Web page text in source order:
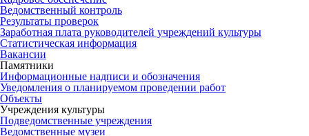
Ведомственный контроль
Результаты проверок
Заработная плата руководителей учреждений культуры
Статистическая информация
Вакансии
Памятники
Информационные надписи и обозначения
Уведомления о планируемом проведении работ
Объекты
Учреждения культуры
Подведомственные учреждения
Ведомственные музеи